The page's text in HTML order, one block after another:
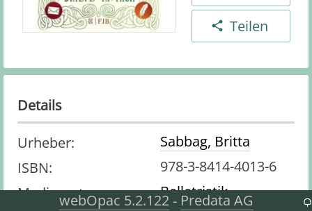
Teilen
Details
Urheber:
Sabbag, Britta
ISBN:
978-3-8414-4013-6
Medienart:
Belletristik
webOpac 5.2.122- Predata AG